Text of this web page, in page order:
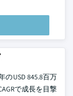
USD 845.8百万
で成長を目撃